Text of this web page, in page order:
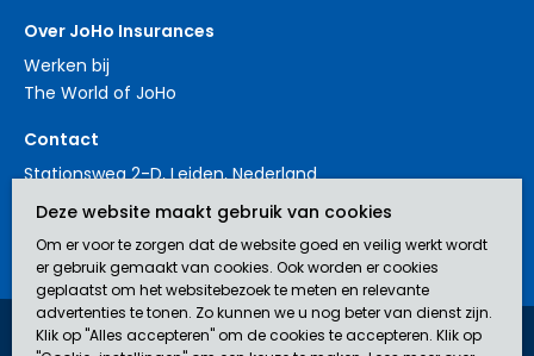
Over JoHo Insurances
Werken bij
The World of JoHo
Contact
Stationsweg 2-D, Leiden, Nederland
+31 88 3214561
contact@johoinsurances.org
JoHo Insurances is een door de AFM erkend bemiddelaar (nr.
Deze website maakt gebruik van cookies
Om er voor te zorgen dat de website goed en veilig werkt wordt
er gebruik gemaakt van cookies. Ook worden er cookies
geplaatst om het websitebezoek te meten en relevante
advertenties te tonen. Zo kunnen we u nog beter van dienst zijn.
Klik op "Alles accepteren" om de cookies te accepteren. Klik op